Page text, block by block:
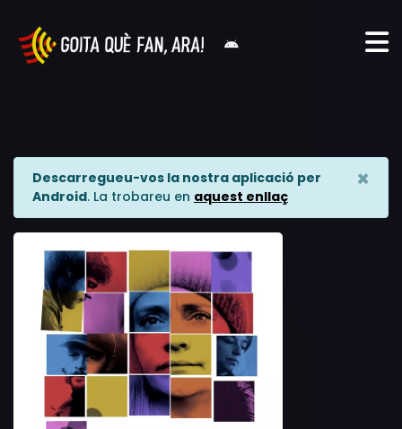
Descarregueu-vos la nostra aplicació per
Android. La trobareu en aquest enllaç
×